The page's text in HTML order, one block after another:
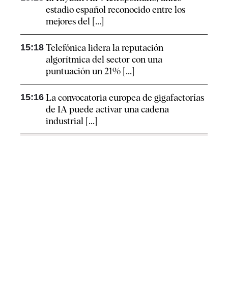
estadio español reconocido entre los
mejores del [...]
15:18 Telefónica lidera la reputación
algorítmica del sector con una
puntuación un 21% [...]
15:16 La convocatoria europea de gigafactorías
de IA puede activar una cadena
industrial [...]